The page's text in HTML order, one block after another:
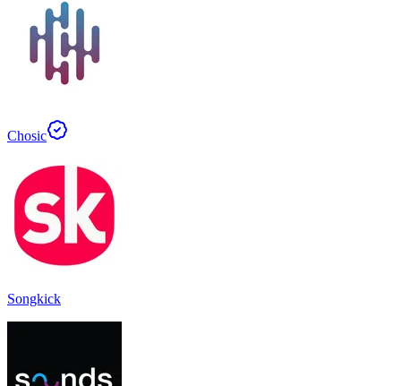
Chosic
Songkick